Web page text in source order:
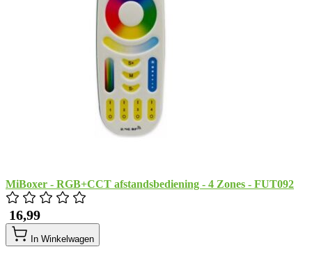
MiBoxer - RGB+CCT afstandsbediening - 4 Zones - FUT092
​ 16,99
In Winkelwagen